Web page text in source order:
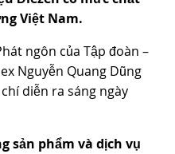
Việt Nam.
ngôn của Tập đoàn –
Nguyễn Quang Dũng
diễn ra sáng ngày
sản phẩm và dịch vụ